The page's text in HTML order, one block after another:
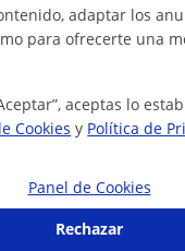
y
Primaria y
con más de 10
adaptar los
para ofrecerte una
aceptas lo
Cookies y Política de
Panel de Cookies
Rechazar